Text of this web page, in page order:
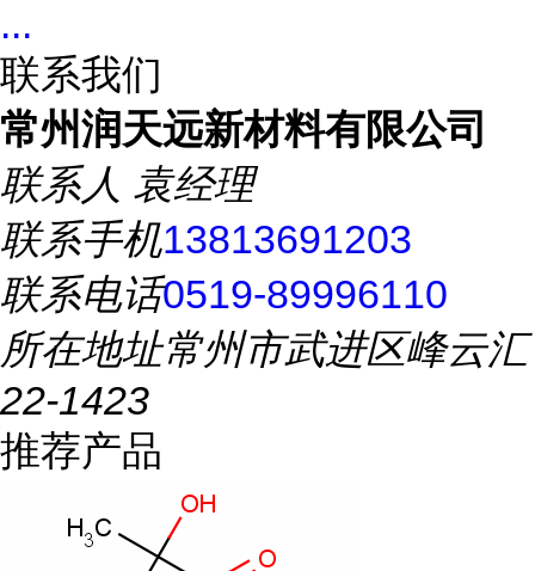
...
联系我们
常州润天远新材料有限公司
联系人 袁经理
联系手机13813691203
联系电话0519-89996110
所在地址常州市武进区峰云汇
22-1423
推荐产品